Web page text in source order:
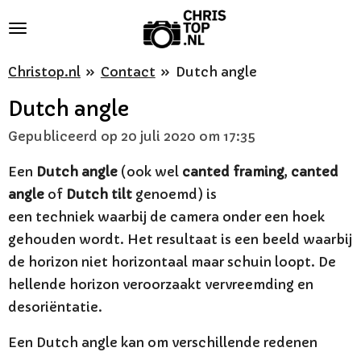
naar
hoofdinhoud
Christop.nl » Contact » Dutch angle
Dutch angle
Gepubliceerd op 20 juli 2020 om 17:35
Een Dutch angle (ook wel canted framing, canted
angle of Dutch tilt genoemd) is
een techniek waarbij de camera onder een hoek
gehouden wordt. Het resultaat is een beeld waarbij
de horizon niet horizontaal maar schuin loopt. De
hellende horizon veroorzaakt vervreemding en
desoriëntatie.
Een Dutch angle kan om verschillende redenen